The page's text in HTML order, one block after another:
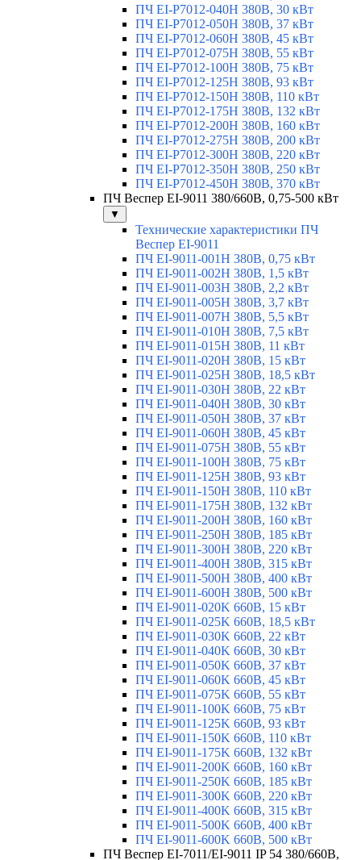
ПЧ EI-Р7012-040H 380В, 30 кВт
ПЧ EI-Р7012-050H 380В, 37 кВт
ПЧ EI-Р7012-060H 380В, 45 кВт
ПЧ EI-Р7012-075H 380В, 55 кВт
ПЧ EI-Р7012-100H 380В, 75 кВт
ПЧ EI-Р7012-125H 380В, 93 кВт
ПЧ EI-Р7012-150H 380В, 110 кВт
ПЧ EI-Р7012-175H 380В, 132 кВт
ПЧ EI-Р7012-200H 380В, 160 кВт
ПЧ EI-Р7012-275H 380В, 200 кВт
ПЧ EI-Р7012-300H 380В, 220 кВт
ПЧ EI-Р7012-350H 380В, 250 кВт
ПЧ EI-Р7012-450H 380В, 370 кВт
ПЧ Веспер EI-9011 380/660В, 0,75-500 кВт
▼
Технические характеристики ПЧ
Веспер EI-9011
ПЧ EI-9011-001H 380В, 0,75 кВт
ПЧ EI-9011-002H 380В, 1,5 кВт
ПЧ EI-9011-003H 380В, 2,2 кВт
ПЧ EI-9011-005H 380В, 3,7 кВт
ПЧ EI-9011-007H 380В, 5,5 кВт
ПЧ EI-9011-010H 380В, 7,5 кВт
ПЧ EI-9011-015H 380В, 11 кВт
ПЧ EI-9011-020H 380В, 15 кВт
ПЧ EI-9011-025H 380В, 18,5 кВт
ПЧ EI-9011-030H 380В, 22 кВт
ПЧ EI-9011-040H 380В, 30 кВт
ПЧ EI-9011-050H 380В, 37 кВт
ПЧ EI-9011-060H 380В, 45 кВт
ПЧ EI-9011-075H 380В, 55 кВт
ПЧ EI-9011-100H 380В, 75 кВт
ПЧ EI-9011-125H 380В, 93 кВт
ПЧ EI-9011-150H 380В, 110 кВт
ПЧ EI-9011-175H 380В, 132 кВт
ПЧ EI-9011-200H 380В, 160 кВт
ПЧ EI-9011-250H 380В, 185 кВт
ПЧ EI-9011-300H 380В, 220 кВт
ПЧ EI-9011-400H 380В, 315 кВт
ПЧ EI-9011-500H 380В, 400 кВт
ПЧ EI-9011-600H 380В, 500 кВт
ПЧ EI-9011-020K 660В, 15 кВт
ПЧ EI-9011-025K 660В, 18,5 кВт
ПЧ EI-9011-030K 660В, 22 кВт
ПЧ EI-9011-040K 660В, 30 кВт
ПЧ EI-9011-050K 660В, 37 кВт
ПЧ EI-9011-060K 660В, 45 кВт
ПЧ EI-9011-075K 660В, 55 кВт
ПЧ EI-9011-100K 660В, 75 кВт
ПЧ EI-9011-125K 660В, 93 кВт
ПЧ EI-9011-150K 660В, 110 кВт
ПЧ EI-9011-175K 660В, 132 кВт
ПЧ EI-9011-200K 660В, 160 кВт
ПЧ EI-9011-250K 660В, 185 кВт
ПЧ EI-9011-300K 660В, 220 кВт
ПЧ EI-9011-400K 660В, 315 кВт
ПЧ EI-9011-500K 660В, 400 кВт
ПЧ EI-9011-600K 660В, 500 кВт
ПЧ Веспер EI-7011/EI-9011 IP 54 380/660В,